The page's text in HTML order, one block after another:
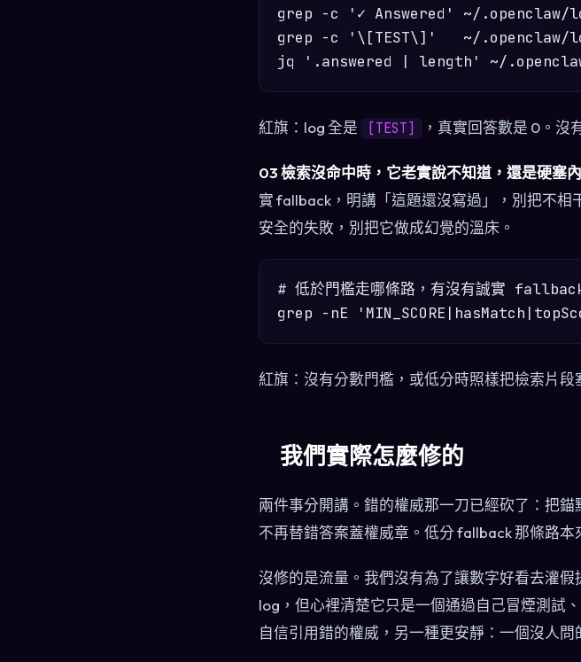
grep -c '✓ Answered' ~/.openclaw/
grep -c '\[TEST\]'   ~/.openclaw/
紅旗：log 全是 [TEST] ，真實回答數是 0。沒
03 檢索沒命中時，它老實說不知道，還是硬塞
實 fallback，明講「這題還沒寫過」，別把不
安全的失敗，別把它做成幻覺的溫床。
# 低於門檻走哪條路，有沒有誠實
紅旗：沒有分數門檻，或低分時照樣把檢索片段
我們實際怎麼修的
兩件事分開講。錯的權威那一刀已經砍了：把
不再替錯答案蓋權威章。低分 fallback 那條路本
沒修的是流量。我們沒有為了讓數字好看去灌
log，但心裡清楚它只是一個通過自己冒煙測試
自信引用錯的權威，另一種更安靜：一個沒人問